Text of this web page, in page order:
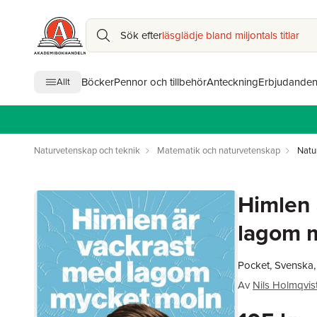
Sök efterläsglädje bland miljontals titlar
Allt BöckerPennor och tillbehörAnteckningErbjudanden
Naturvetenskap och teknik Matematik och naturvetenskap
lagom
Pocket,
Av Nils